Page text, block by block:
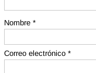
Nombre *
Correo electrónico *